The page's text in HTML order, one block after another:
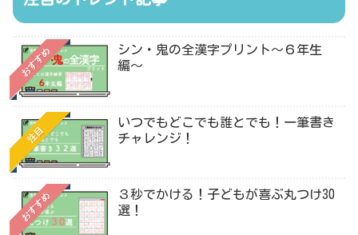
おすすめ
シン・鬼の全漢字プリント〜６年生
編〜
注目
いつでもどこでも誰とでも！一筆書き
チャレンジ！
おすすめ
３秒でかける！子どもが喜ぶ丸つけ30
選！